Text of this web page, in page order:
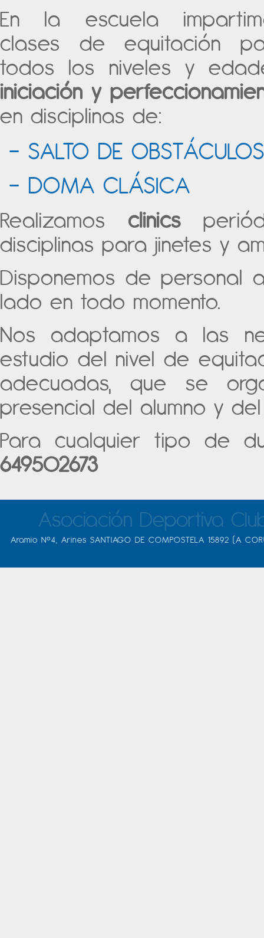
En la escuela
clases de equitación
todos los niveles y
iniciación y
en disciplinas de:
– SALTO DE OBSTÁCULOS
– DOMA CLÁSICA
Realizamos clinics
disciplinas para jinetes y
Disponemos de personal
lado en todo momento.
Nos adaptamos a las
estudio del nivel de
adecuadas, que se
presencial del alumno y
Para cualquier tipo de
649502673
Asociación Deportiva
Aramio Nº4, Arines SANTIAGO DE COMPOSTELA 15892 (A